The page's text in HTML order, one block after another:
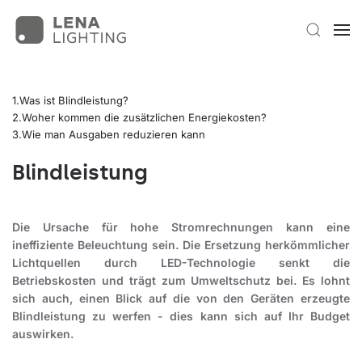
Was ist Blindleistung?
Woher kommen die zusätzlichen Energiekosten?
Wie man Ausgaben reduzieren kann
Blindleistung
Die Ursache für hohe Stromrechnungen kann eine
ineffiziente Beleuchtung sein. Die Ersetzung herkömmlicher
Lichtquellen durch LED-Technologie senkt die
Betriebskosten und trägt zum Umweltschutz bei. Es lohnt
sich auch, einen Blick auf die von den Geräten erzeugte
Blindleistung zu werfen - dies kann sich auf Ihr Budget
auswirken.